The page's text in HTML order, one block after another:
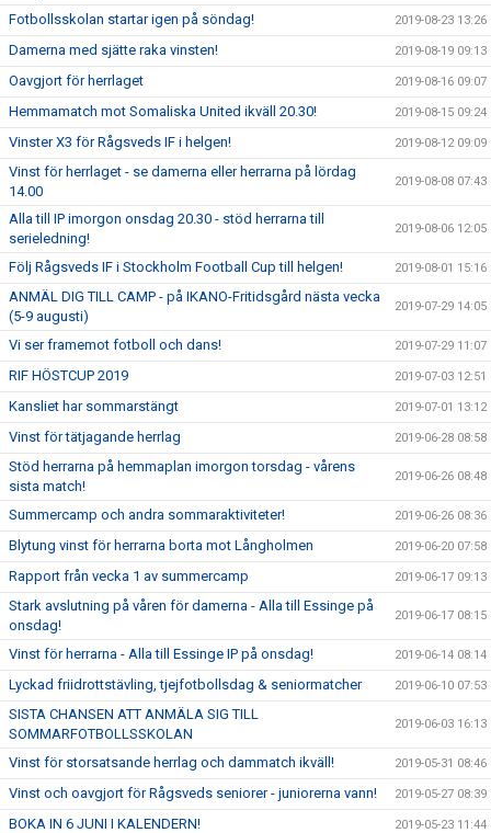
Fotbollsskolan startar igen på söndag! 2019-08-23 13:26
Damerna med sjätte raka vinsten! 2019-08-19 09:13
Oavgjort för herrlaget 2019-08-16 09:07
Hemmamatch mot Somaliska United ikväll 20.30! 2019-08-15 09:24
Vinster X3 för Rågsveds IF i helgen! 2019-08-12 09:09
Vinst för herrlaget - se damerna eller herrarna på lördag
14.00
2019-08-08 07:43
Alla till IP imorgon onsdag 20.30 - stöd herrarna till
serieledning!
2019-08-06 12:05
Följ Rågsveds IF i Stockholm Football Cup till helgen! 2019-08-01 15:16
ANMÄL DIG TILL CAMP - på IKANO-Fritidsgård nästa vecka
(5-9 augusti)
2019-07-29 14:05
Vi ser framemot fotboll och dans! 2019-07-29 11:07
RIF HÖSTCUP 2019 2019-07-03 12:51
Kansliet har sommarstängt 2019-07-01 13:12
Vinst för tätjagande herrlag 2019-06-28 08:58
Stöd herrarna på hemmaplan imorgon torsdag - vårens
sista match!
2019-06-26 08:48
Summercamp och andra sommaraktiviteter! 2019-06-26 08:36
Blytung vinst för herrarna borta mot Långholmen 2019-06-20 07:58
Rapport från vecka 1 av summercamp 2019-06-17 09:13
Stark avslutning på våren för damerna - Alla till Essinge på
onsdag!
2019-06-17 08:15
Vinst för herrarna - Alla till Essinge IP på onsdag! 2019-06-14 08:14
Lyckad friidrottstävling, tjejfotbollsdag & seniormatcher 2019-06-10 07:53
SISTA CHANSEN ATT ANMÄLA SIG TILL
SOMMARFOTBOLLSSKOLAN
2019-06-03 16:13
Vinst för storsatsande herrlag och dammatch ikväll! 2019-05-31 08:46
Vinst och oavgjort för Rågsveds seniorer - juniorerna vann! 2019-05-27 08:39
BOKA IN 6 JUNI I KALENDERN! 2019-05-23 11:44